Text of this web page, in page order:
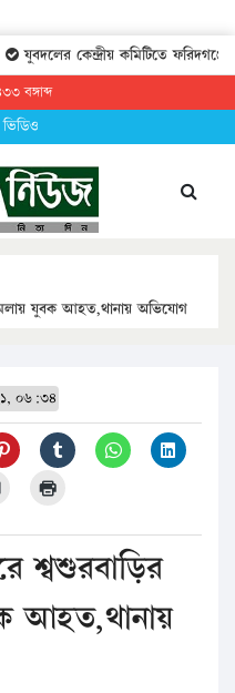
যুবদলের কেন্দ্রীয় কমিটিতে ফরিদগঞ্জের
বঙ্গাব্দ
ভিডিও
যুবক আহত,থানায় অভিযোগ
০৬:৩৪
শ্বশুরবাড়ির
আহত,থানায়